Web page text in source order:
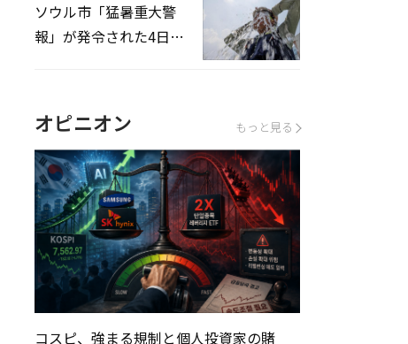
ソウル市「猛暑重大警
報」が発令された4日、
オピニオン もっと見る
コスピ、強まる規制と個人投資家の賭